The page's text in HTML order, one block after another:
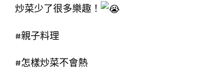
炒菜少了很多樂趣！
#親子料理
#怎樣炒菜不會熱